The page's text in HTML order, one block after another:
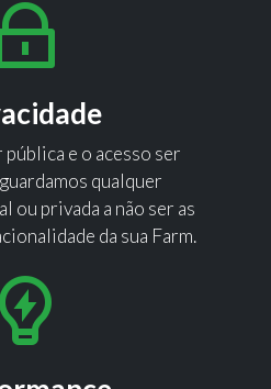
e o acesso ser
qualquer
ou privada a não ser as
da sua Farm.